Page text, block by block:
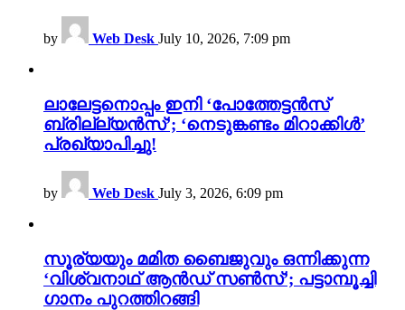
by Web Desk July 10, 2026, 7:09 pm
ലാലേട്ടനൊപ്പം ഇനി ‘പോത്തേട്ടൻസ്
ബ്രില്ല്യൻസ്’; ‘നെടുങ്കണ്ടം മിറാക്കിൾ’
പ്രഖ്യാപിച്ചു!
by Web Desk July 3, 2026, 6:09 pm
സൂര്യയും മമിത ബൈജുവും ഒന്നിക്കുന്ന
‘വിശ്വനാഥ് ആൻഡ് സൺസ്’; പട്ടാമ്പൂച്ചി
ഗാനം പുറത്തിറങ്ങി